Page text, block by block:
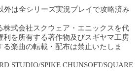
外は全シリーズ実況プレイで攻略済み
株式会社スクウェア・エニックスを代
利を所有する著作物及びスギヤマ工房
楽曲の転載・配布は禁止いたしま
STUDIO/SPIKE CHUNSOFT/SQUARE